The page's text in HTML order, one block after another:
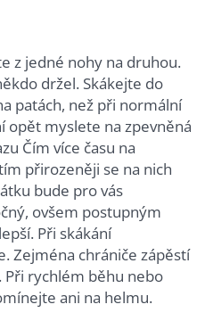
z jedné nohy na druhou.
držel. Skákejte do
patách, než při normální
opět myslete na zpevněná
Čím více času na
přirozeněji se na nich
bude pro vás
ovšem postupným
Při skákání
Zejména chrániče zápěstí
Při rychlém běhu nebo
ani na helmu.